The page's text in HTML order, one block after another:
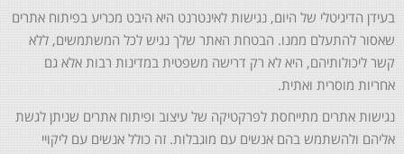
בעידן הדיגיטלי של היום, נגישות לאינטרנט היא היבט מכריע בפיתוח אתרים
שאסור להתעלם ממנו. הבטחת האתר שלך נגיש לכל המשתמשים, ללא
קשר ליכולותיהם, היא לא רק דרישה משפטית במדינות רבות אלא גם
אחריות מוסרית ואתית.
נגישות אתרים מתייחסת לפרקטיקה של עיצוב ופיתוח אתרים שניתן לגשת
אליהם ולהשתמש בהם אנשים עם מוגבלות. זה כולל אנשים עם ליקויי